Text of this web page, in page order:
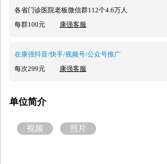
各省门诊医院老板微信群112个4.6万人
每群100元
康强客服
在康强抖音/快手/视频号/公众号推广
每次299元
康强客服
单位简介
视频 照片